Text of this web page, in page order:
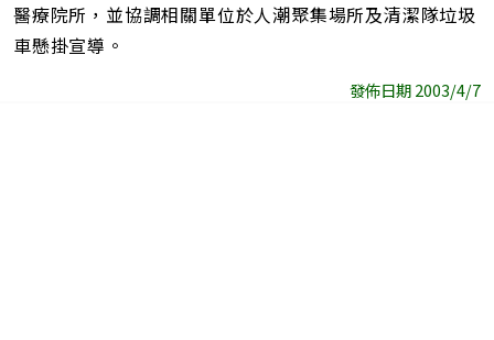
醫療院所，並協調相關單位於人潮聚集場所及清潔隊垃圾
車懸掛宣導。
發佈日期 2003/4/7